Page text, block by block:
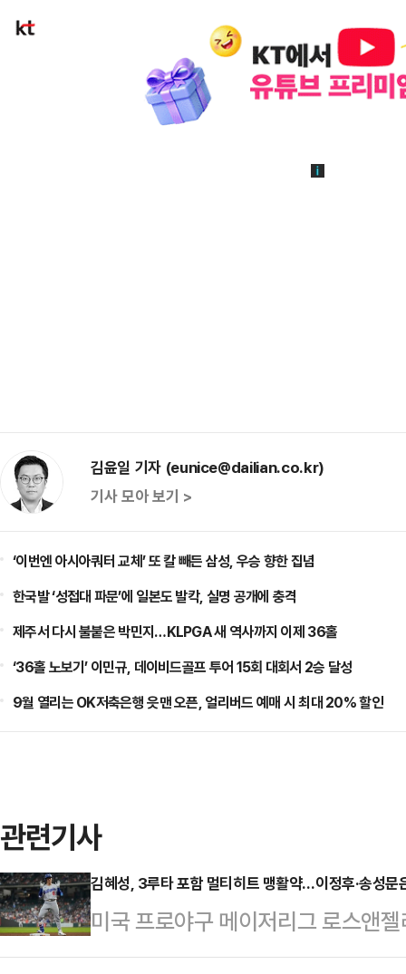
김윤일 기자 (eunice@dailian.co.kr)
기사 모아 보기 >
‘이번엔 아시아쿼터 교체’ 또 칼 빼든 삼성, 우승 향한 집념
한국발 ‘성접대 파문’에 일본도 발칵, 실명 공개에 충격
제주서 다시 불붙은 박민지…KLPGA 새 역사까지 이제 36홀
‘36홀 노보기’ 이민규, 데이비드골프 투어 15회 대회서 2승 달성
9월 열리는 OK저축은행 읏맨 오픈, 얼리버드 예매 시 최대 20% 할인
관련기사
김혜성, 3루타 포함 멀티히트 맹활약…이정후·송성문
미국 프로야구 메이저리그 로스앤
첫 3루타 포함 멀티히트(1경기 2안